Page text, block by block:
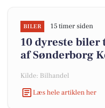
BILER 15 timer siden
10 dyreste
af Sønderborg
Kilde: Bilhandel
Læs hele artiklen her